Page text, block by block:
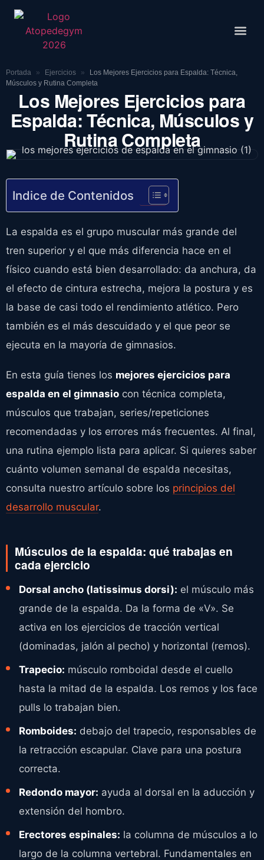
Portada » Ejercicios »
Los Mejores Ejercicios para Espalda: Técnica,
Músculos y Rutina Completa
Los Mejores Ejercicios para
Espalda: Técnica, Músculos y
Rutina Completa
Indice de Contenidos
La espalda es el grupo muscular más grande del
tren superior y el que más diferencia hace en el
físico cuando está bien desarrollado: da anchura, da
el efecto de cintura estrecha, mejora la postura y es
la base de casi todo el rendimiento atlético. Pero
también es el más descuidado y el que peor se
ejecuta en la mayoría de gimnasios.
En esta guía tienes los mejores ejercicios para
espalda en el gimnasio con técnica completa,
músculos que trabajan, series/repeticiones
recomendadas y los errores más frecuentes. Al final,
una rutina ejemplo lista para aplicar. Si quieres saber
cuánto volumen semanal de espalda necesitas,
consulta nuestro artículo sobre los principios del
desarrollo muscular.
Músculos de la espalda: qué trabajas en
cada ejercicio
Dorsal ancho (latissimus dorsi): el músculo más
grande de la espalda. Da la forma de «V». Se
activa en los ejercicios de tracción vertical
(dominadas, jalón al pecho) y horizontal (remos).
Trapecio: músculo romboidal desde el cuello
hasta la mitad de la espalda. Los remos y los face
pulls lo trabajan bien.
Romboides: debajo del trapecio, responsables de
la retracción escapular. Clave para una postura
correcta.
Redondo mayor: ayuda al dorsal en la aducción y
extensión del hombro.
Erectores espinales: la columna de músculos a lo
largo de la columna vertebral. Fundamentales en